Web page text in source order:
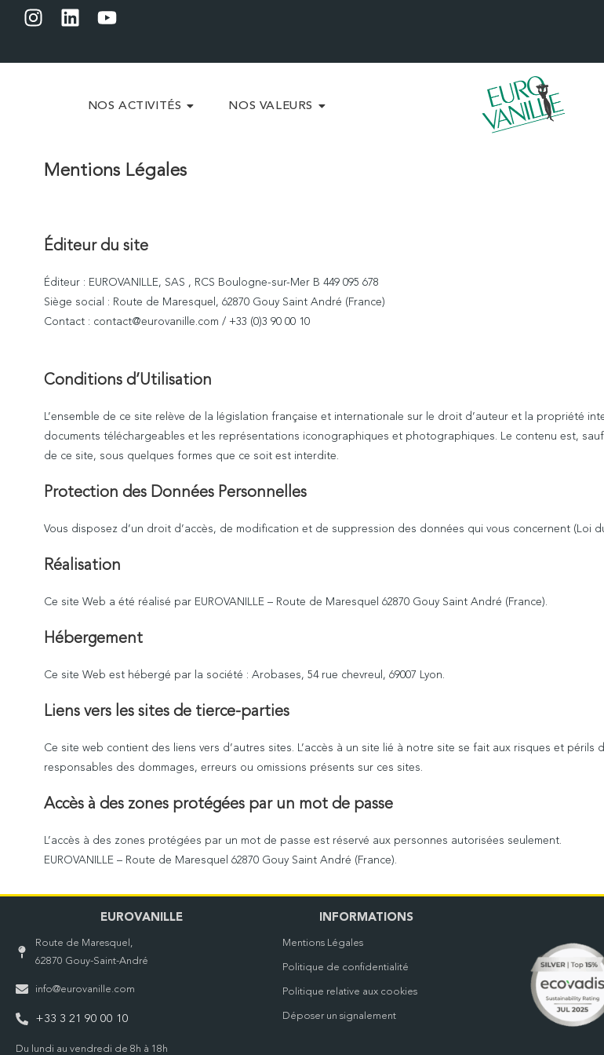
NOS ACTIVITÉS NOS VALEURS
Mentions Légales
Éditeur du site
Éditeur : EUROVANILLE, SAS , RCS Boulogne-sur-Mer B 449 095 678
Siège social : Route de Maresquel, 62870 Gouy Saint André (France)
Contact : contact@eurovanille.com / +33 (0)3 90 00 10
Conditions d’Utilisation
L’ensemble de ce site relève de la législation française et internationale sur le droit d’auteur et la propriété
documents téléchargeables et les représentations iconographiques et photographiques. Le contenu est,
de ce site, sous quelques formes que ce soit est interdite.
Protection des Données Personnelles
Vous disposez d’un droit d’accès, de modification et de suppression des données qui vous concernent (Loi
Réalisation
Ce site Web a été réalisé par EUROVANILLE – Route de Maresquel 62870 Gouy Saint André (France).
Hébergement
Ce site Web est hébergé par la société : Arobases, 54 rue chevreul, 69007 Lyon.
Liens vers les sites de tierce-parties
Ce site web contient des liens vers d’autres sites. L’accès à un site lié à notre site se fait aux risques et
responsables des dommages, erreurs ou omissions présents sur ces sites.
Accès à des zones protégées par un mot de passe
L’accès à des zones protégées par un mot de passe est réservé aux personnes autorisées seulement.
EUROVANILLE – Route de Maresquel 62870 Gouy Saint André (France).
EUROVANILLE
Route de Maresquel,
62870 Gouy-Saint-André
info@eurovanille.com
+33 3 21 90 00 10
Du lundi au vendredi de 8h à 18h
INFORMATIONS
Mentions Légales
Politique de confidentialité
Politique relative aux cookies
Déposer un signalement